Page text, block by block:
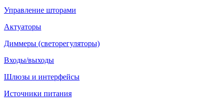
Управление шторами
Актуаторы
Диммеры (светорегуляторы)
Входы/выходы
Шлюзы и интерфейсы
Источники питания